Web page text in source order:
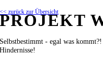
<< zurück zur Übersicht
PROJEKT
Selbstbestimmt - egal was
Hindernisse!